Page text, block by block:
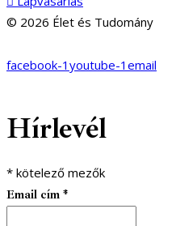
© 2026 Élet és Tudomány
facebook-1 youtube-1 email
Hírlevél
* kötelező mezők
Email cím *